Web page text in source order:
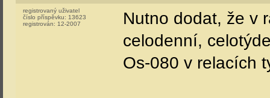
registrovaný uživatel
číslo příspěvku: 13623
registrován: 12-2007
Nutno dodat, že v
celodenní,
Os-080 v relacích